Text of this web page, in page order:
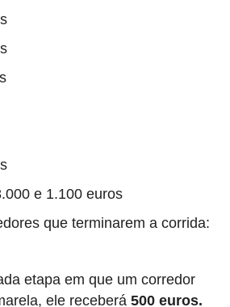
e 1.100 euros
que terminarem a corrida:
etapa em que um corredor
ele receberá 500 euros.